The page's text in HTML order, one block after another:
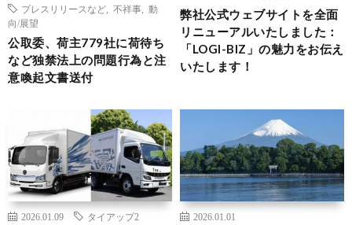
プレスリリースなど
不祥事
動
向/展望
公取委、荷主779社に荷待ち
など独禁法上の問題行為と注
意喚起文書送付
弊社公式ウェブサイトを全面
リニューアルいたしました：
「LOGI-BIZ」の魅力をお伝え
いたします！
2026.01.09 タイアップ2
2026.01.01